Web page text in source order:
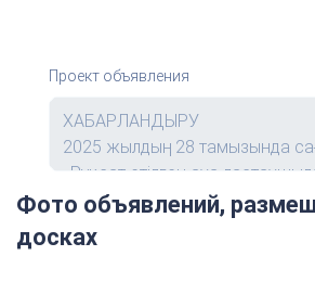
Проект объявления
Фото объявлений,
досках